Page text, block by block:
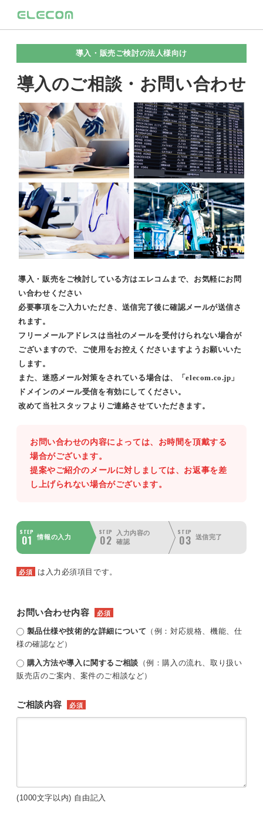
導入・販売ご検討の法人様向け
導入のご相談・お問い合わせ
導入・販売をご検討している方はエレコムまで、お気軽にお問
い合わせください
必要事項をご入力いただき、送信完了後に確認メールが送信さ
れます。
フリーメールアドレスは当社のメールを受付けられない場合が
ございますので、ご使用をお控えくださいますようお願いいた
します。
また、迷惑メール対策をされている場合は、「elecom.co.jp」
ドメインのメール受信を有効にしてください。
改めて当社スタッフよりご連絡させていただきます。
お問い合わせの内容によっては、お時間を頂戴する
場合がございます。
提案やご紹介のメールに対しましては、お返事を差
し上げられない場合がございます。
STEP
01 情報の入力
STEP
02
入力内容の
確認
STEP
03 送信完了
必須 は入力必須項目です。
お問い合わせ内容 必須
製品仕様や技術的な詳細について （例：対応規格、機能、仕
様の確認など）
購入方法や導入に関するご相談 （例：購入の流れ、取り扱い
販売店のご案内、案件のご相談など）
ご相談内容 必須
(1000文字以内) 自由記入